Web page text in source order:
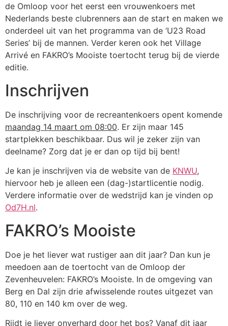
de Omloop voor het eerst een vrouwenkoers met
Nederlands beste clubrenners aan de start en maken we
onderdeel uit van het programma van de ‘U23 Road
Series’ bij de mannen. Verder keren ook het Village
Arrivé en FAKRO’s Mooiste toertocht terug bij de vierde
editie.
Inschrijven
De inschrijving voor de recreantenkoers opent komende
maandag 14 maart om 08:00. Er zijn maar 145
startplekken beschikbaar. Dus wil je zeker zijn van
deelname? Zorg dat je er dan op tijd bij bent!
Je kan je inschrijven via de website van de KNWU,
hiervoor heb je alleen een (dag-)startlicentie nodig.
Verdere informatie over de wedstrijd kan je vinden op
Od7H.nl.
FAKRO’s Mooiste
Doe je het liever wat rustiger aan dit jaar? Dan kun je
meedoen aan de toertocht van de Omloop der
Zevenheuvelen: FAKRO’s Mooiste. In de omgeving van
Berg en Dal zijn drie afwisselende routes uitgezet van
80, 110 en 140 km over de weg.
Rijdt je liever onverhard door het bos? Vanaf dit jaar